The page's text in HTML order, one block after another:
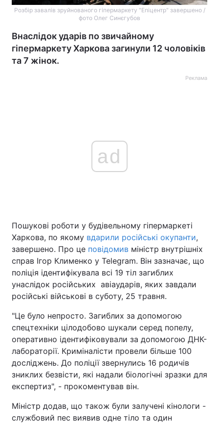
Розбір завалів зруйнованого гіпермаркету "Епіцентр" завершено /
фото Олег Синєгубов
Внаслідок ударів по звичайному
гіпермаркету Харкова загинули 12 чоловіків
та 7 жінок.
Реклама
ad
Пошукові роботи у будівельному гіпермаркеті
Харкова, по якому вдарили російські окупанти,
завершено. Про це повідомив міністр внутрішніх
справ Ігор Клименко у Telegram. Він зазначає, що
поліція ідентифікувала всі 19 тіл загиблих
унаслідок російських авіаударів, яких завдали
російські військові в суботу, 25 травня.
"Це було непросто. Загиблих за допомогою
спецтехніки цілодобово шукали серед попелу,
оперативно ідентифіковували за допомогою ДНК-
лабораторії. Криміналісти провели більше 100
досліджень. До поліції звернулись 16 родичів
зниклих безвісти, які надали біологічні зразки для
експертиз", - прокоментував він.
Міністр додав, що також були залучені кінологи -
службовий пес виявив одне тіло та один